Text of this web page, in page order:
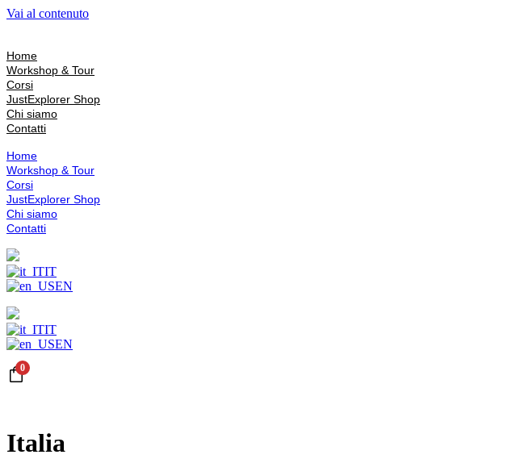
Vai al contenuto
Home
Workshop & Tour
Corsi
JustExplorer Shop
Chi siamo
Contatti
Home
Workshop & Tour
Corsi
JustExplorer Shop
Chi siamo
Contatti
IT
EN
IT
EN
0
Italia